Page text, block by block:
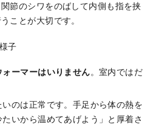
節のシワをのばして内側も指を挟
ことが大切です。
ーマーはいりません。室内ではだ
のは正常です。手足から体の熱を
いから温めてあげよう」と厚着さ